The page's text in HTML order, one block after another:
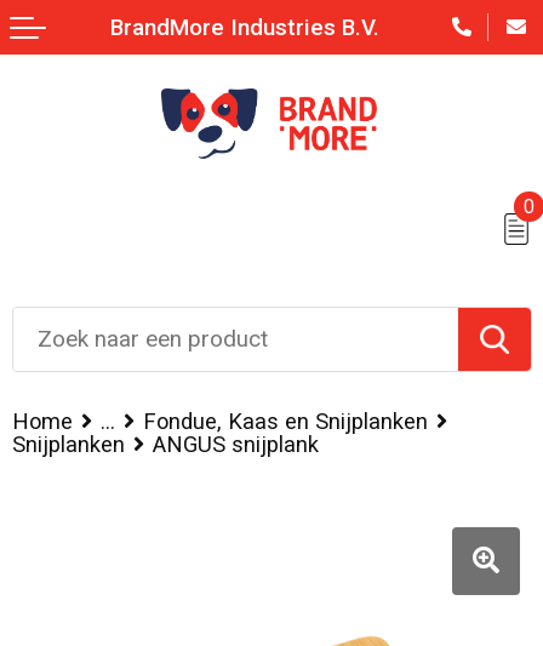
0
BrandMore Industries B.V.
Home ...
Fondue, Kaas en Snijplanken
Snijplanken
ANGUS snijplank